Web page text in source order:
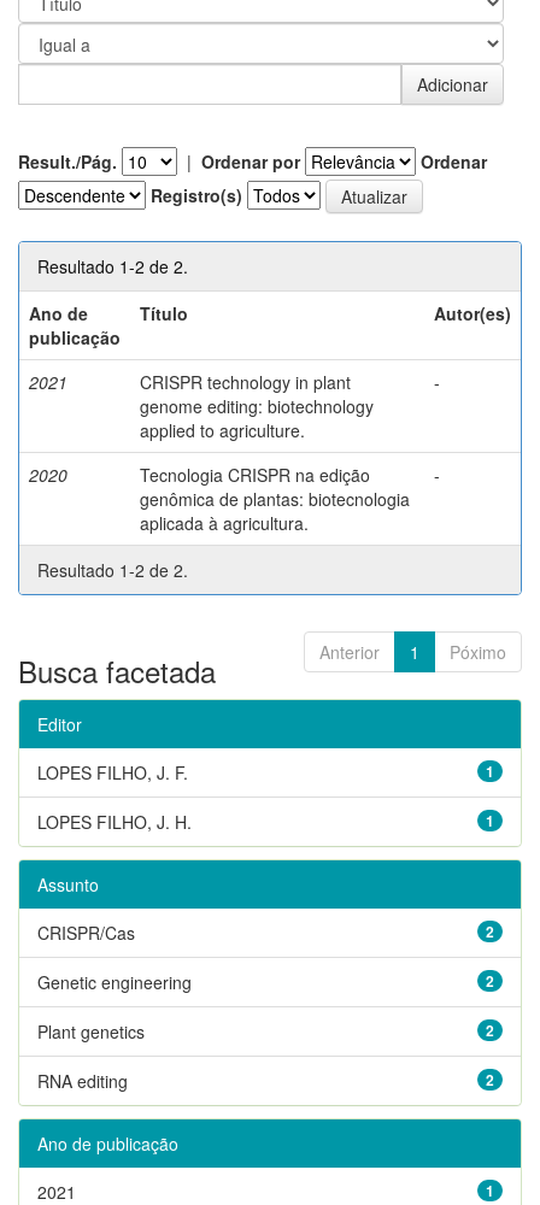
Result./Pág. | Ordenar por
Ordenar
Registro(s)
Resultado 1-2 de 2.
Ano de
publicação
Título Autor(es)
2021
CRISPR technology in plant
genome editing: biotechnology
applied to agriculture.
-
2020
Tecnologia CRISPR na edição
genômica de plantas: biotecnologia
aplicada à agricultura.
-
Resultado 1-2 de 2.
Anterior 1 Póximo
Busca facetada
Editor
1
LOPES FILHO, J. F.
1
LOPES FILHO, J. H.
Assunto
2
CRISPR/Cas
2
Genetic engineering
2
Plant genetics
2
RNA editing
Ano de publicação
1
2021